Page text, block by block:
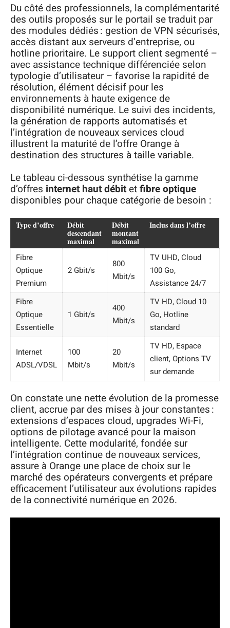
Du côté des professionnels, la complémentarité
des outils proposés sur le portail se traduit par
des modules dédiés : gestion de VPN sécurisés,
accès distant aux serveurs d’entreprise, ou
hotline prioritaire. Le support client segmenté –
avec assistance technique différenciée selon
typologie d’utilisateur – favorise la rapidité de
résolution, élément décisif pour les
environnements à haute exigence de
disponibilité numérique. Le suivi des incidents,
la génération de rapports automatisés et
l’intégration de nouveaux services cloud
illustrent la maturité de l’offre Orange à
destination des structures à taille variable.
Le tableau ci-dessous synthétise la gamme
d’offres internet haut débitetfibre optique
disponibles pour chaque catégorie de besoin :
Type d’offre Débit
descendant
maximal
Débit
montant
maximal
Inclus dans l’offre
Fibre
Optique
Premium
2 Gbit/s
800
Mbit/s
TV UHD, Cloud
100 Go,
Assistance 24/7
Fibre
Optique
Essentielle
1 Gbit/s
400
Mbit/s
TV HD, Cloud 10
Go, Hotline
standard
Internet
ADSL/VDSL
100
Mbit/s
20
Mbit/s
TV HD, Espace
client, Options TV
sur demande
On constate une nette évolution de la promesse
client, accrue par des mises à jour constantes :
extensions d’espaces cloud, upgrades Wi-Fi,
options de pilotage avancé pour la maison
intelligente. Cette modularité, fondée sur
l’intégration continue de nouveaux services,
assure à Orange une place de choix sur le
marché des opérateurs convergents et prépare
efficacement l’utilisateur aux évolutions rapides
de la connectivité numérique en 2026.